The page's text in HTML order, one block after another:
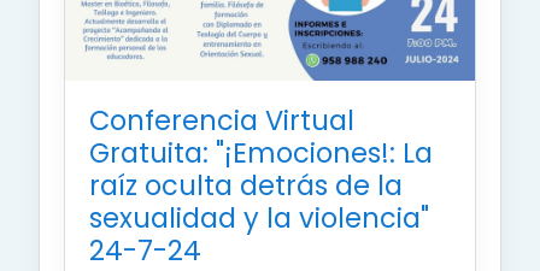
Conferencia Virtual
Gratuita: "¡Emociones!: La
raíz oculta detrás de la
sexualidad y la violencia"
24-7-24